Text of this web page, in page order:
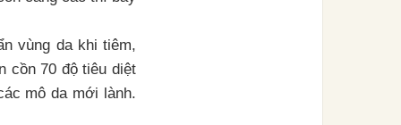
vùng da khi tiêm,
cồn 70 độ tiêu diệt
mô da mới lành.